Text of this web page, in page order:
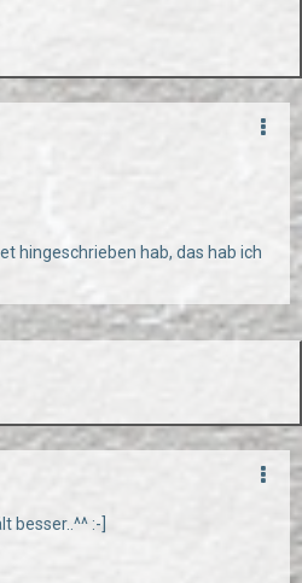
hingeschrieben hab, das hab ich
besser..^^ :-]